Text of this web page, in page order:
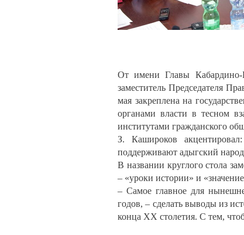
От имени Главы Кабардино-
заместитель Председателя
мая закреплена на
органами власти в тесном
институтами гражданского
З. Кашироков
поддерживают адыгский
В названии круглого стола
– «уроки истории» и
– Самое главное для
годов, – сделать выводы из
конца XX столетия. С тем,